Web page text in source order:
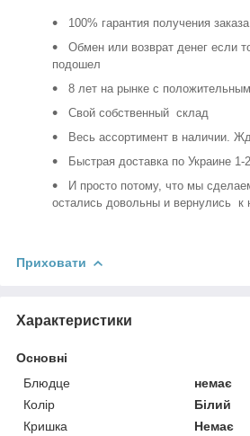
100% гарантия получения заказа
Обмен или возврат денег если
подошел
8 лет на рынке с
Свой собственный склад
Весь ассортимент в наличии.
Быстрая доставка по Украине 1-
И просто потому, что мы
остались довольны и вернулись к
Приховати
Характеристики
Основні
Блюдце
немає
Колір
Білий
Кришка
Немає